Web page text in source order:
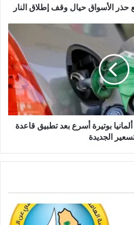
حذر الأسواق حيال وقف إطلاق النار
بوتيرة أسرع بعد تطبيق قاعدة
الجديدة